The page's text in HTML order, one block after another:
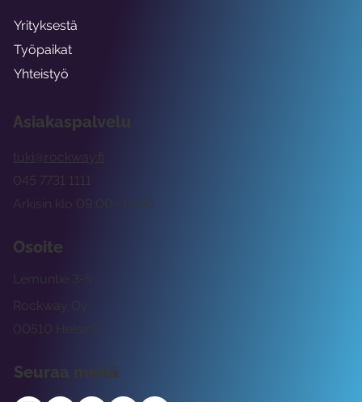
Asiakaspalvelu
tuki@rockway.fi
Arkisin klo 09:00 -15:00
045 7731 1111
Osoite
Rockway Oy
Lemuntie 3-5
00510 Helsinki
Seuraa meitä
Yrityksestä
Työpaikat
Yhteistyö